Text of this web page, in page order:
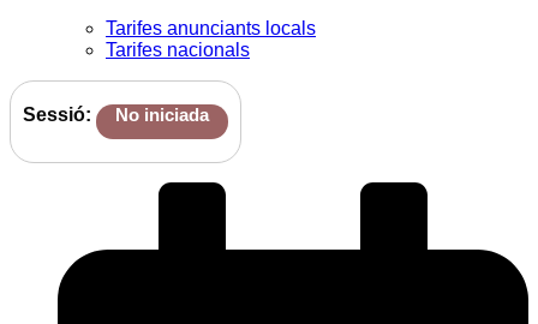
Tarifes anunciants locals
Tarifes nacionals
Sessió: No iniciada